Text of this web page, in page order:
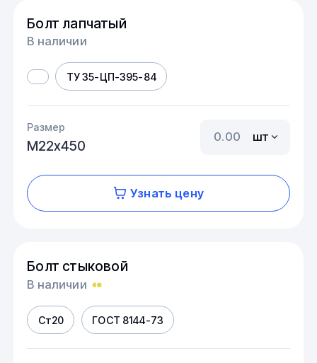
Болт лапчатый
В наличии
ТУ 35-ЦП-395-84
Размер
М22х450
шт
Узнать цену
Болт стыковой
В наличии
Ст20 ГОСТ 8144-73